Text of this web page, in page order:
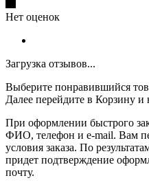
Нет оценок
Загрузка отзывов...
Выберите понравившийся
Далее перейдите в Корзину
При оформлении быстрого
ФИО, телефон и e-mail. Вам
условия заказа. По
придет подтверждение
почту.